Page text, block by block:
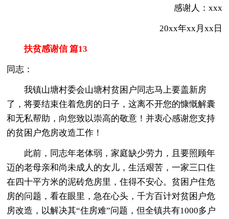
感谢人：xxx
20xx年xx月xx日
扶贫感谢信 篇13
同志：
我镇山塘村委会山塘村贫困户同志马上要盖新房
了，将要结束住着危房的日子，这离不开您的慷慨解囊
和无私帮助，向您致以崇高的敬意！并衷心感谢您支持
的贫困户危房改造工作！
此前，同志年老体弱，家庭缺少劳力，且要照顾年
迈的老母亲和尚未成人的女儿，生活艰苦，一家三口住
在四十平方米的泥砖危房里，住得不安心。贫困户住危
房的问题，看在眼里，急在心头，千方百计对贫困户危
房改造，以解决其“住房难”问题，但全镇共有1000多户